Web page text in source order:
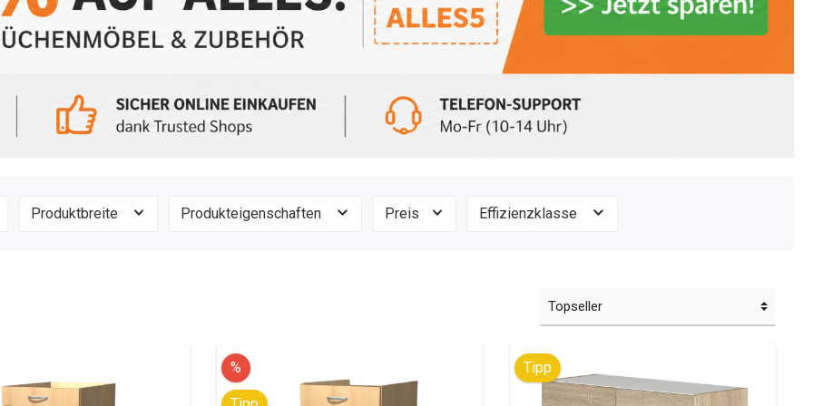
ab 280 cm
ab 300 cm
Küchenzeilen mit Herd
Küchenzeilen mit Elektrogeräten &
ohne Geräte Pantryküche
Witus Neapel
Bruno
Produktbreite Produkteigenschaften Preis Effizienzklasse
% Tipp